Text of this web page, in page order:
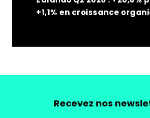
+1,1% en croissance
Recevez nos